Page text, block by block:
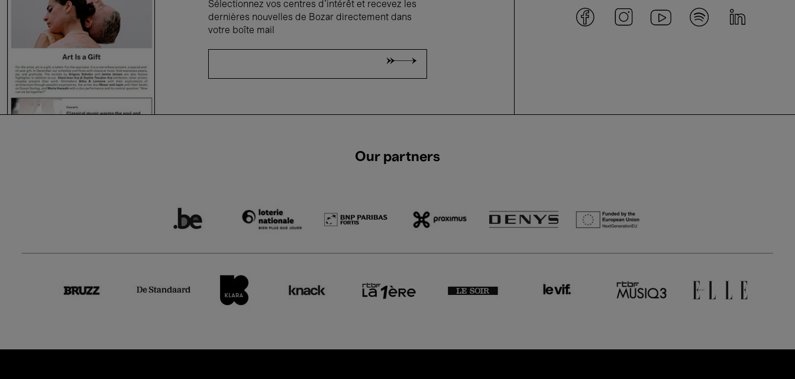
Sélectionnez vos centres d'intérêt et recevez les
dernières nouvelles de Bozar directement dans
votre boîte mail
Our partners